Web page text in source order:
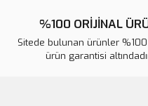
Ürün bilgilerinde hatalar
Ürün fiyatı diğer sitelerden daha
Bu ürüne benzer farklı
%100 ORİJİNAL
Sitede bulunan ürünler
ürün garantisi